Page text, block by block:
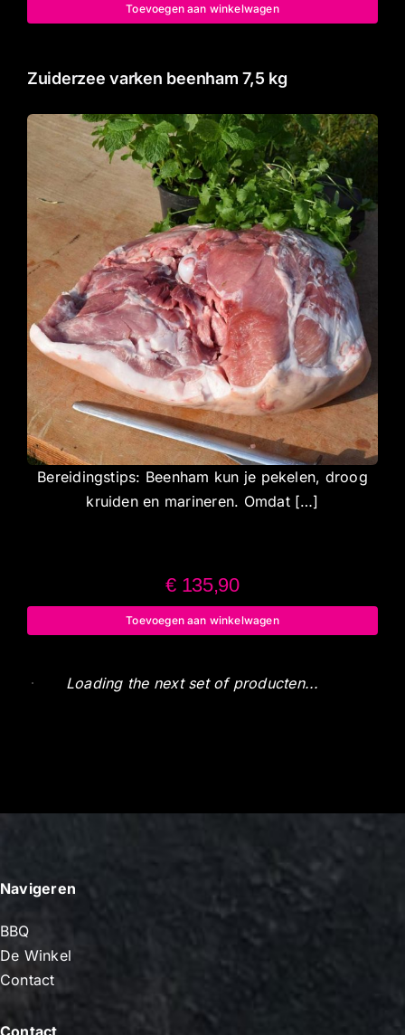
Toevoegen aan winkelwagen
Zuiderzee varken beenham 7,5 kg
Bereidingstips: Beenham kun je pekelen, droog
kruiden en marineren. Omdat […]
€135,90
Toevoegen aan winkelwagen
Speenbig 19 kg